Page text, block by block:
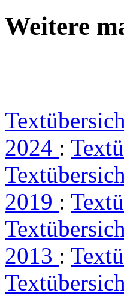
Weitere
2024 :
2019 :
2013 :